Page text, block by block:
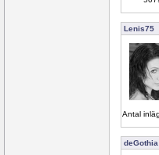
Lenis75
Antal
deGothia